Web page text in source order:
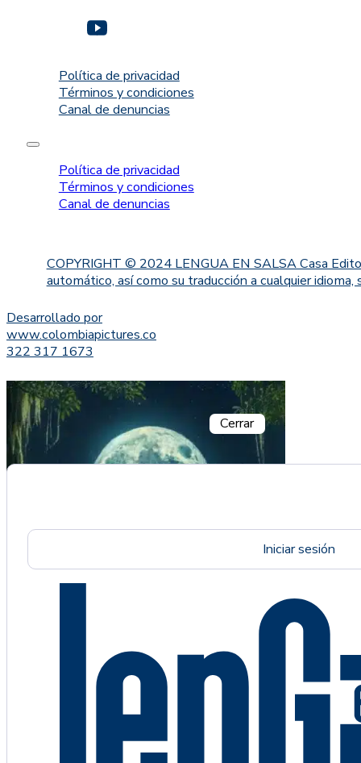
Política de privacidad
Términos y condiciones
Canal de denuncias
Política de privacidad
Términos y condiciones
Canal de denuncias
COPYRIGHT © 2024 LENGUA EN SALSA Casa
automático, así como su traducción a cualquier
Desarrollado por
www.colombiapictures.co
322 317 1673
Cerrar
Iniciar sesión